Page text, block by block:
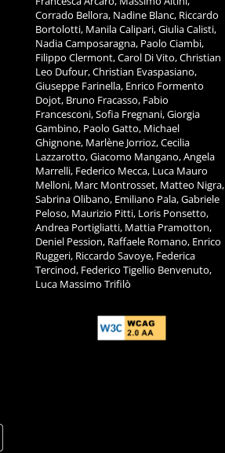
Corrado Bellora, Nadine Blanc, Riccardo
Bortolotti, Manila Calipari, Giulia Calisti,
Nadia Camposaragna, Paolo Ciambi,
Filippo Clermont, Carol Di Vito, Christian
Leo Dufour, Christian Evaspasiano,
Giuseppe Farinella, Enrico Formento
Dojot, Bruno Fracasso, Fabio
Francesconi, Sofia Fregnani, Giorgia
Gambino, Paolo Gatto, Michael
Ghignone, Marlène Jorrioz, Cecilia
Lazzarotto, Giacomo Mangano, Angela
Marrelli, Federico Mecca, Luca Mauro
Melloni, Marc Montrosset, Matteo Nigra,
Sabrina Olibano, Emiliano Pala, Gabriele
Peloso, Maurizio Pitti, Loris Ponsetto,
Andrea Portigliatti, Mattia Pramotton,
Deniel Pession, Raffaele Romano, Enrico
Ruggeri, Riccardo Savoye, Federica
Tercinod, Federico Tigellio Benvenuto,
Luca Massimo Trifilò